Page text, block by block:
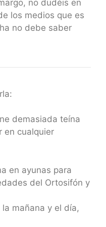
no dudéis en
los medios que es
no debe saber
demasiada teína
en cualquier
en ayunas para
del Ortosifón y
mañana y el día,